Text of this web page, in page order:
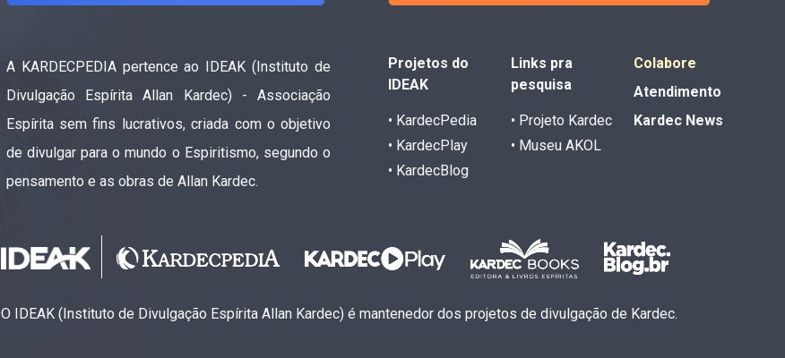
A KARDECPEDIA pertence ao IDEAK (Instituto de
Divulgação Espírita Allan Kardec) - Associação
Espírita sem fins lucrativos, criada com o objetivo
de divulgar para o mundo o Espiritismo, segundo o
pensamento e as obras de Allan Kardec.
Projetos do
IDEAK
• KardecPedia
• KardecPlay
• KardecBlog
Links pra
pesquisa
• Projeto Kardec
• Museu AKOL
Colabore
Atendimento
Kardec News
O IDEAK (Instituto de Divulgação Espírita Allan Kardec) é mantenedor dos projetos de divulgação de Kardec.